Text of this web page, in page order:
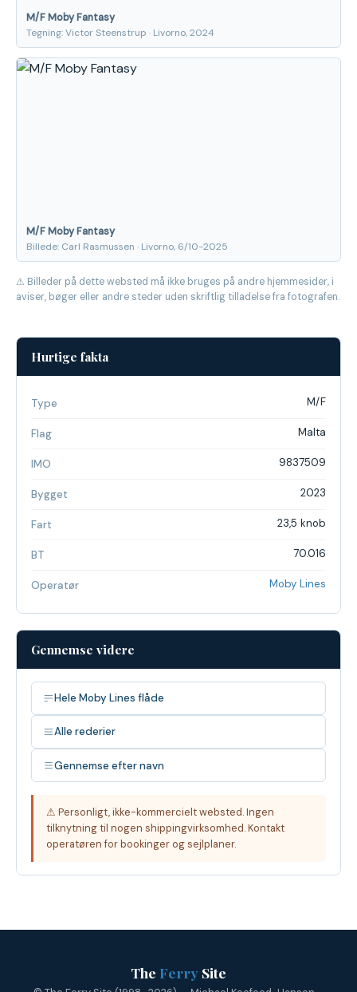
M/F Moby Fantasy
Tegning: Victor Steenstrup · Livorno, 2024
M/F Moby Fantasy
Billede: Carl Rasmussen · Livorno, 6/10-2025
⚠ Billeder på dette websted må ikke bruges på andre hjemmesider, i
aviser, bøger eller andre steder uden skriftlig tilladelse fra fotografen.
Hurtige fakta
Type M/F
Flag Malta
IMO 9837509
Bygget 2023
Fart 23,5 knob
BT 70.016
Operatør Moby Lines
Gennemse videre
Hele Moby Lines flåde
Alle rederier
Gennemse efter navn
⚠ Personligt, ikke-kommercielt websted. Ingen
tilknytning til nogen shippingvirksomhed. Kontakt
operatøren for bookinger og sejlplaner.
The Ferry Site